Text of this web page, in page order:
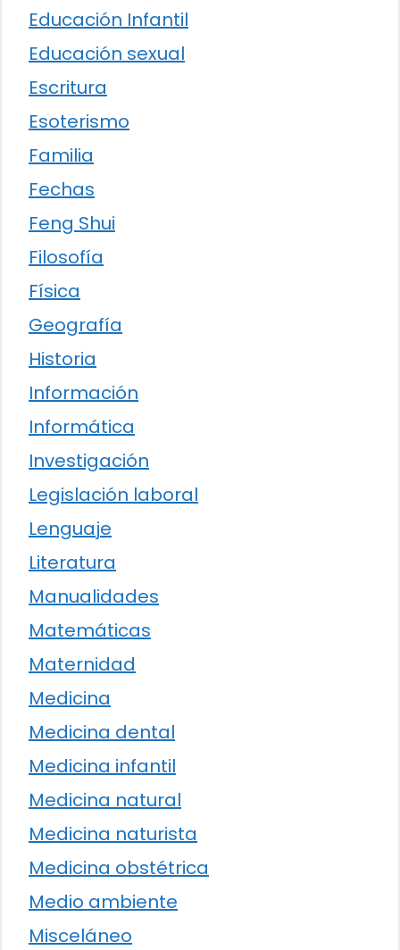
Educación Infantil
Educación sexual
Escritura
Esoterismo
Familia
Fechas
Feng Shui
Filosofía
Física
Geografía
Historia
Información
Informática
Investigación
Legislación laboral
Lenguaje
Literatura
Manualidades
Matemáticas
Maternidad
Medicina
Medicina dental
Medicina infantil
Medicina natural
Medicina naturista
Medicina obstétrica
Medio ambiente
Misceláneo